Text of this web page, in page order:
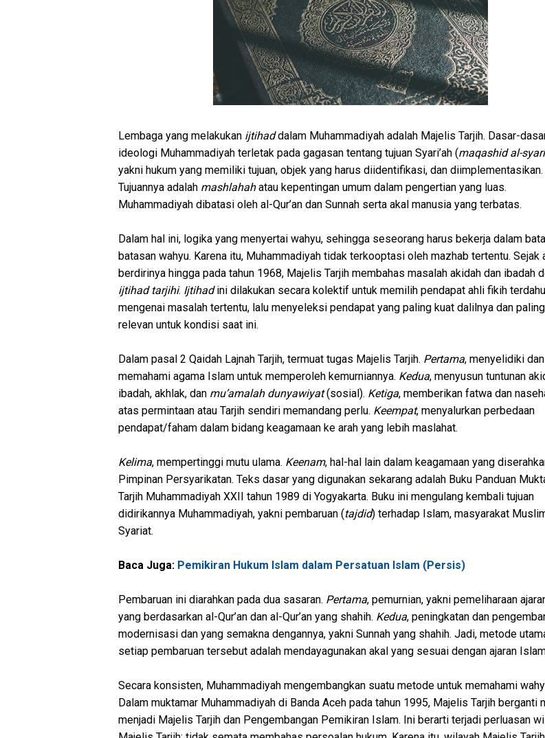
Lembaga yang melakukan ijtihaddalam Muhammadiyah adalah Majelis Tarjih. Dasar-
ideologi Muhammadiyah terletak pada gagasan tentang tujuan Syari’ah (maqashid al-
yakni hukum yang memiliki tujuan, objek yang harus diidentifikasi, dan diimplementasikan.
Tujuannya adalah mashlahahatau kepentingan umum dalam pengertian yang luas.
Muhammadiyah dibatasi oleh al-Qur’an dan Sunnah serta akal manusia yang terbatas.
Dalam hal ini, logika yang menyertai wahyu, sehingga seseorang harus bekerja dalam
batasan wahyu. Karena itu, Muhammadiyah tidak terkooptasi oleh mazhab tertentu. Sejak
berdirinya hingga pada tahun 1968, Majelis Tarjih membahas masalah akidah dan ibadah
ijtihad tarjihi. Ijtihadini dilakukan secara kolektif untuk memilih pendapat ahli fikih
mengenai masalah tertentu, lalu menyeleksi pendapat yang paling kuat dalilnya dan paling
relevan untuk kondisi saat ini.
Dalam pasal 2 Qaidah Lajnah Tarjih, termuat tugas Majelis Tarjih. Pertama, menyelidiki dan
memahami agama Islam untuk memperoleh kemurniannya. Kedua, menyusun tuntunan
ibadah, akhlak, dan mu’amalah dunyawiyat(sosial). Ketiga, memberikan fatwa dan
atas permintaan atau Tarjih sendiri memandang perlu. Keempat, menyalurkan perbedaan
pendapat/faham dalam bidang keagamaan ke arah yang lebih maslahat.
Kelima, mempertinggi mutu ulama. Keenam, hal-hal lain dalam keagamaan yang
Pimpinan Persyarikatan. Teks dasar yang digunakan sekarang adalah Buku Panduan
Tarjih Muhammadiyah XXII tahun 1989 di Yogyakarta. Buku ini mengulang kembali tujuan
didirikannya Muhammadiyah, yakni pembaruan (tajdid) terhadap Islam, masyarakat
Syariat.
Baca Juga: Pemikiran Hukum Islam dalam Persatuan Islam (Persis)
Pembaruan ini diarahkan pada dua sasaran. Pertama, pemurnian, yakni pemeliharaan
yang berdasarkan al-Qur’an dan al-Qur’an yang shahih. Kedua, peningkatan dan
modernisasi dan yang semakna dengannya, yakni Sunnah yang shahih. Jadi, metode
setiap pembaruan tersebut adalah mendayagunakan akal yang sesuai dengan ajaran
Secara konsisten, Muhammadiyah mengembangkan suatu metode untuk memahami
Dalam muktamar Muhammadiyah di Banda Aceh pada tahun 1995, Majelis Tarjih berganti
menjadi Majelis Tarjih dan Pengembangan Pemikiran Islam. Ini berarti terjadi perluasan